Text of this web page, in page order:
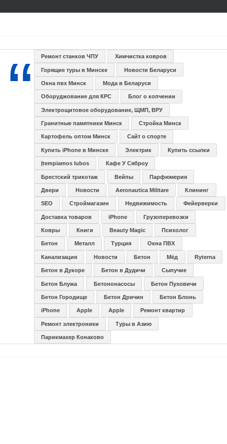
Ремонт станков ЧПУ Химчистка ковров
Горящие туры в Минске Новости Беларуси
Окна пвх Минск Мода в Беларуси
Оборуджование для КРС Блог о копчении
Электрощитовое оборудование, ЩМП, ВРУ
Гранитные памятники Минск Стройка Минск
Картофель оптом Минск Сайт о спорте
Купить iPhone в Минске Электрик Купить ссылки
Įtempiamos lubos Кафе У Сяброу
Брестский трикотаж Вейпы Парфюмерия
Двери Новости Aeronautica Militare Клининг
SEO Строймагазин Недвижимость Фейерверки
Доставка товаров iPhone Грузоперевозки
Ковры Книги Beauty Magic Психолог
Бетон Металл Турция Окна ПВХ
Канализация Новости Бетон Мёд Ryterna
Бетон в Дукоре Бетон в Дудичи Сыпучие
Бетон Блужа Бетононасосы Бетон Пуховичи
Бетон Городище Бетон Дричин Бетон Блонь
iPhone Apple Apple Ремонт квартир
Ремонт электроники Туры в Азию
Парикмахер Конаково